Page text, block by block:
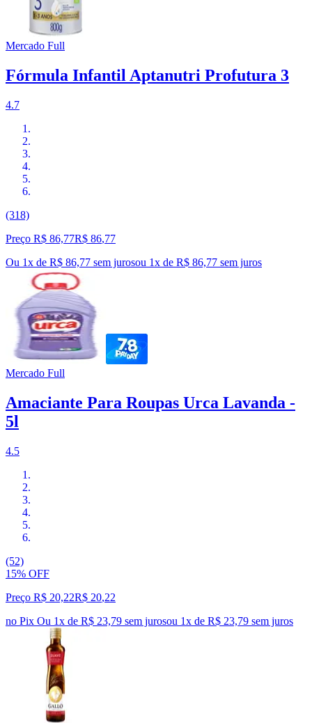
Mercado Full
Fórmula Infantil Aptanutri Profutura 3
4.7
(318)
Preço R$ 86,77R$ 86,77
Ou 1x de R$ 86,77 sem jurosou 1x de R$ 86,77 sem juros
Mercado Full
Amaciante Para Roupas Urca Lavanda -
5l
4.5
(52)
15% OFF
Preço R$ 20,22R$ 20,22
no Pix Ou 1x de R$ 23,79 sem jurosou 1x de R$ 23,79 sem juros